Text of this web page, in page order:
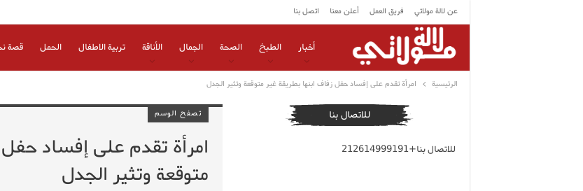
عن لالة مولاتي فريق العمل أعلن معنا اتصل بنا
أخبار الطبخ الصحة الجمال الأناقة تربية الاطفال الحمل قصة
الرئيسية امرأة تقدم على إفساد حفل زفاف ابنها بطريقة غير متوقعة وتثير الجدل
تصفح الوسم
امرأة تقدم على إفساد
متوقعة وتثير الجدل
للاتصال بنا
للاتصال بنا+212614999191